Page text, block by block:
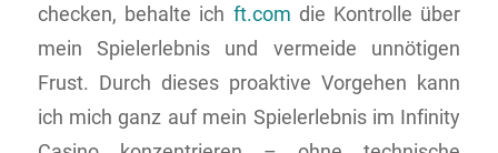
checken, behalte ich ft.com die Kontrolle über
mein Spielerlebnis und vermeide unnötigen
Frust. Durch dieses proaktive Vorgehen kann
ich mich ganz auf mein Spielerlebnis im Infinity